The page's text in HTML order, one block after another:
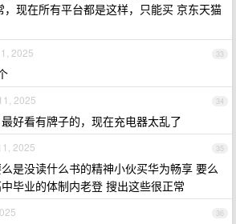
，现在所有平台都是这样，只能买 京东天猫
33
2025
34
2025
好看有牌子的，现在充电器太乱了
35
2025
是没读什么书的精神小伙买华为畅享 要么
毕业的体制内老登 搜出这些很正常
36